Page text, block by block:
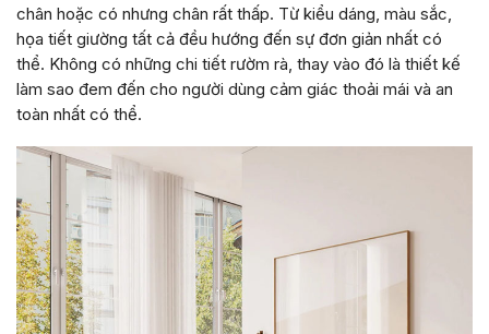
chân hoặc có nhưng chân rất thấp. Từ kiểu dáng, màu sắc,
họa tiết giường tất cả đều hướng đến sự đơn giản nhất có
thể. Không có những chi tiết rườm rà, thay vào đó là thiết kế
làm sao đem đến cho người dùng cảm giác thoải mái và an
toàn nhất có thể.